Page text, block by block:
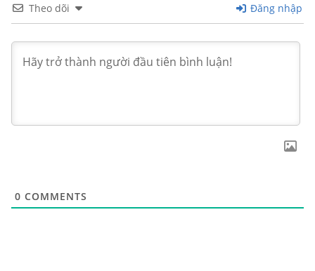
Theo dõi Đăng nhập
0 COMMENTS